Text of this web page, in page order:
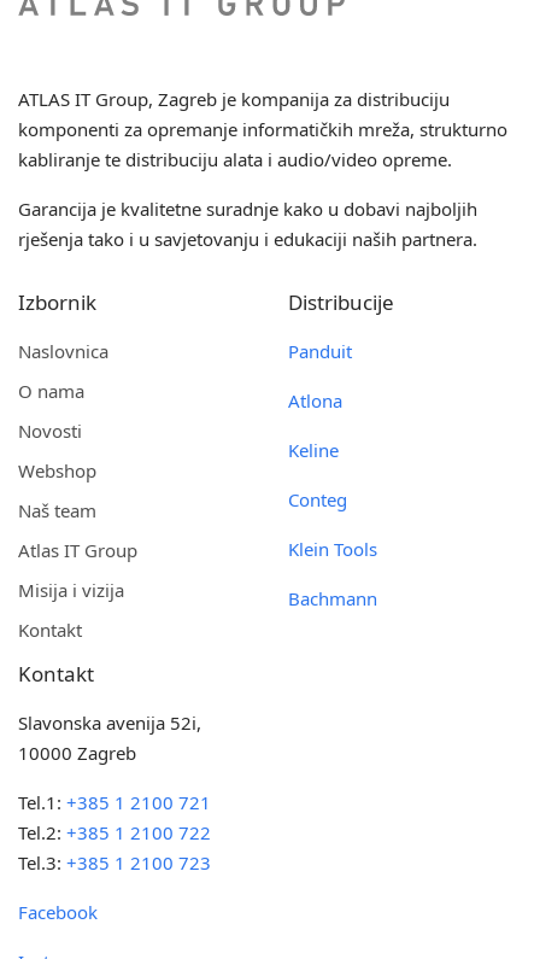
ATLAS IT Group, Zagreb je kompanija za distribuciju
komponenti za opremanje informatičkih mreža, strukturno
kabliranje te distribuciju alata i audio/video opreme.
Garancija je kvalitetne suradnje kako u dobavi najboljih
rješenja tako i u savjetovanju i edukaciji naših partnera.
Izbornik
Naslovnica
O nama
Novosti
Webshop
Naš team
Atlas IT Group
Misija i vizija
Kontakt
Distribucije
Panduit
Atlona
Keline
Conteg
Klein Tools
Bachmann
Kontakt
Slavonska avenija 52i,
10000 Zagreb
Tel.1:+385 1 2100 721
Tel.2:+385 1 2100 722
Tel.3:+385 1 2100 723
Facebook